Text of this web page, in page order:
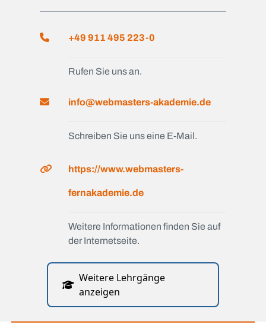
+49 911 495 223-0
Rufen Sie uns an.
info@webmasters-akademie.de
Schreiben Sie uns eine E-Mail.
https://www.webmasters-
fernakademie.de
Weitere Informationen finden Sie auf
der Internetseite.
Weitere Lehrgänge
anzeigen